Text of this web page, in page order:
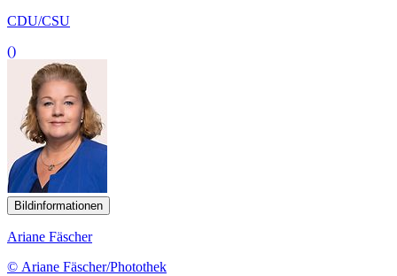
CDU/CSU
()
Bildinformationen
Ariane Fäscher
© Ariane Fäscher/Photothek